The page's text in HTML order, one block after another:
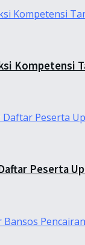
Kompetensi
Peserta